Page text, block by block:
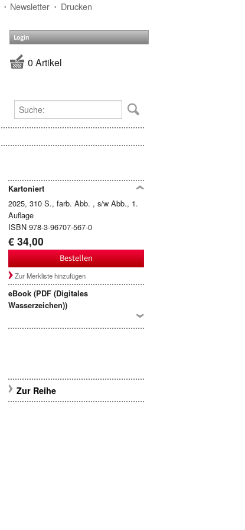
Newsletter Drucken
Login
0 Artikel
Kartoniert
2025, 310 S., farb. Abb. , s/w Abb., 1.
Auflage
ISBN 978-3-96707-567-0
€ 34,00
Bestellen
Zur Merkliste hinzufügen
eBook (PDF (Digitales
Wasserzeichen))
Zur Reihe